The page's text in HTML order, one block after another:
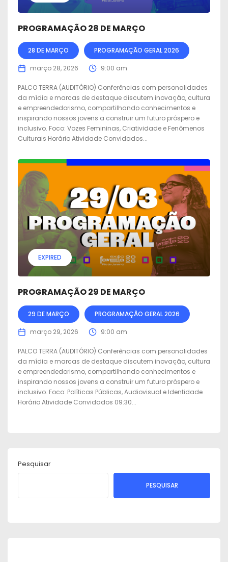
PROGRAMAÇÃO 28 DE MARÇO
28 DE MARÇO PROGRAMAÇÃO GERAL 2026
março 28, 2026 9:00 am
PALCO TERRA (AUDITÓRIO) Conferências com personalidades
da mídia e marcas de destaque discutem inovação, cultura
e empreendedorismo, compartilhando conhecimentos e
inspirando nossos jovens a construir um futuro próspero e
inclusivo. Foco: Vozes Femininas, Criatividade e Fenômenos
Culturais Horário Atividade Convidados...
EXPIRED
PROGRAMAÇÃO 29 DE MARÇO
29 DE MARÇO PROGRAMAÇÃO GERAL 2026
março 29, 2026 9:00 am
PALCO TERRA (AUDITÓRIO) Conferências com personalidades
da mídia e marcas de destaque discutem inovação, cultura
e empreendedorismo, compartilhando conhecimentos e
inspirando nossos jovens a construir um futuro próspero e
inclusivo. Foco: Políticas Públicas, Audiovisual e Identidade
Horário Atividade Convidados 09:30...
Pesquisar
PESQUISAR